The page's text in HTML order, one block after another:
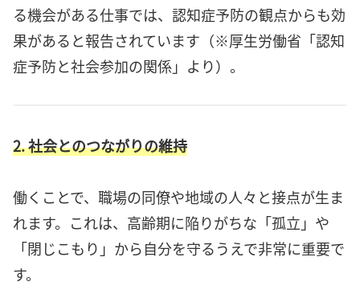
る機会がある仕事では、認知症予防の観点からも効
果があると報告されています（※厚生労働省「認知
症予防と社会参加の関係」より）。
2. 社会とのつながりの維持
働くことで、職場の同僚や地域の人々と接点が生ま
れます。これは、高齢期に陥りがちな「孤立」や
「閉じこもり」から自分を守るうえで非常に重要で
す。